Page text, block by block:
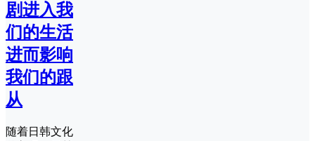
剧进入我
们的生活
进而影响
我们的跟
从
随着日韩文化